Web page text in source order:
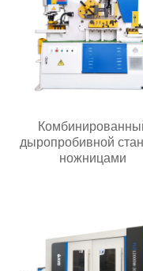
дыропробивной
ножницами